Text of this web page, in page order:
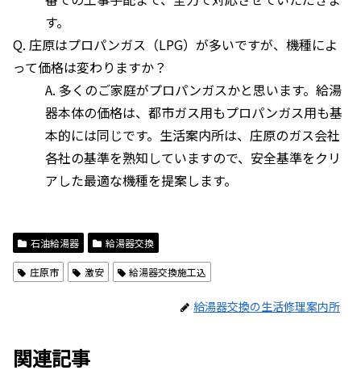
す。
Q. 庄原はプロパンガス（LPG）が多いですが、機種によ
って価格は変わりますか？
A. 多くのご家庭がプロパンガスかと思います。給湯
器本体の価格は、都市ガス用もプロパンガス用も基
本的には同じです。生活案内所は、庄原のガス会社
各社の基準を熟知していますので、安全基準をクリ
アした最適な機種を提案します。
石油給湯器 給湯器交換
庄原市 激安 給湯器交換施工込
給湯器交換の生活修理案内所
関連記事